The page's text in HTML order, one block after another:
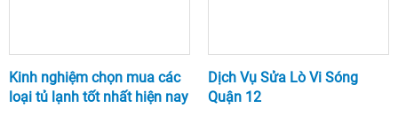
Kinh nghiệm chọn mua các
loại tủ lạnh tốt nhất hiện nay
Dịch Vụ Sửa Lò Vi Sóng
Quận 12